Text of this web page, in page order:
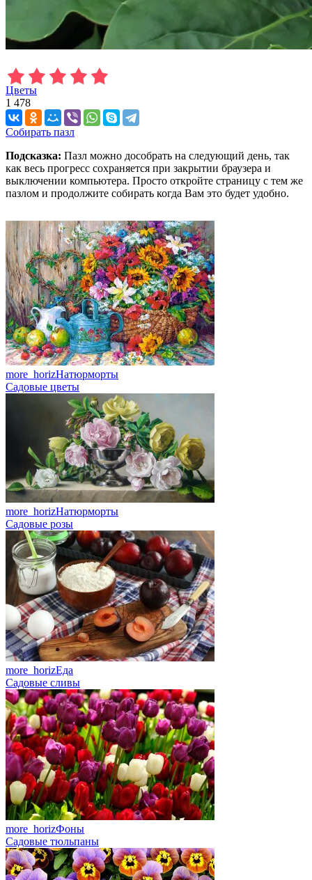
Цветы
1 478
Собирать пазл
Подсказка: Пазл можно дособрать на следующий день, так
как весь прогресс сохраняется при закрытии браузера и
выключении компьютера. Просто откройте страницу с тем же
пазлом и продолжите собирать когда Вам это будет удобно.
more_horizНатюрморты
Садовые цветы
more_horizНатюрморты
Садовые розы
more_horizЕда
Садовые сливы
more_horizФоны
Садовые тюльпаны